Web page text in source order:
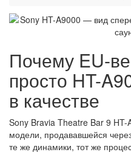
Почему EU-
просто HT-
в качестве
Sony Bravia Theatre Bar 9 HT-
модели, продававшейся
те же динамики, тот же